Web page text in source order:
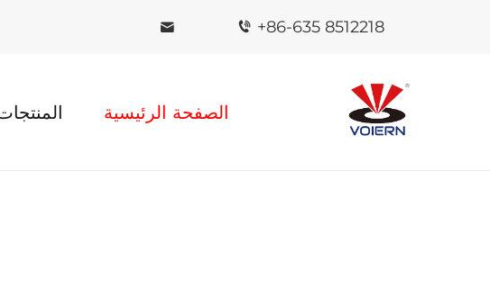
+86-635 8512218
الصفحة الرئيسية